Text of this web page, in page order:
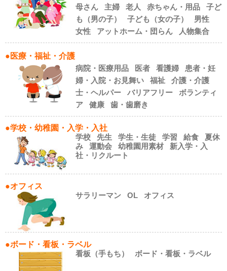
母さん
主婦 老人 赤ちゃん・用品
子ど
も（男の子）
子ども（女の子）
男性
女性
アットホーム・団らん 人物集合
●医療・福祉・介護
病院・医療用品
医者 看護婦
患者・妊
婦・入院・お見舞い
福祉
介護・介護
士・ヘルパー
バリアフリー
ボランティ
ア
健康 歯・歯磨き
●学校・幼稚園・入学・入社
学校
先生 学生・生徒 学習 給食
夏休
み
運動会 幼稚園用素材
新入学・入
社・リクルート
●オフィス
サラリーマン
OL オフィス
●ボード・看板・ラベル
看板（手もち）
ボード・看板・ラベル